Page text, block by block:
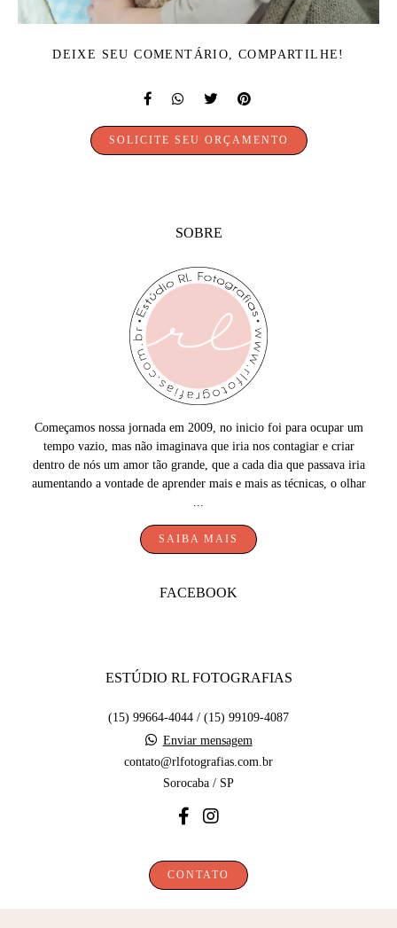
DEIXE SEU COMENTÁRIO, COMPARTILHE!
SOLICITE SEU ORÇAMENTO
SOBRE
Começamos nossa jornada em 2009, no inicio foi para ocupar um
tempo vazio, mas não imaginava que iria nos contagiar e criar
dentro de nós um amor tão grande, que a cada dia que passava iria
aumentando a vontade de aprender mais e mais as técnicas, o olhar
SAIBA MAIS
FACEBOOK
ESTÚDIO RL FOTOGRAFIAS
(15) 99664-4044 / (15) 99109-4087
Enviar mensagem
contato@rlfotografias.com.br
Sorocaba / SP
CONTATO